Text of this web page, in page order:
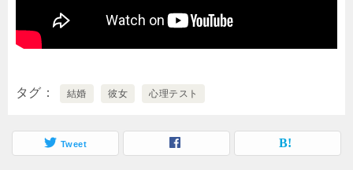
タグ 結婚 彼女 心理テスト
Tweet